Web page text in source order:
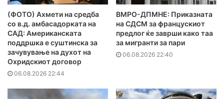
(ФОТО) Ахмети на средба
со в.д. амбасадорката на
САД: Американската
поддршка е суштинска за
зачувување на духот на
Охридскиот договор
06.08.2026 22:44
ВМРО-ДПМНЕ: Приказната
на СДСМ за францускиот
предлог ќе заврши како таа
за мигранти за пари
06.08.2026 22:40